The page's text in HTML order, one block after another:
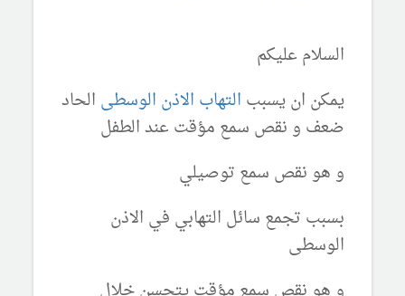
السلام عليكم
يمكن ان يسبب التهاب الاذن الوسطى الحاد
ضعف و نقص سمع مؤقت عند الطفل
و هو نقص سمع توصيلي
بسبب تجمع سائل التهابي في الاذن
الوسطى